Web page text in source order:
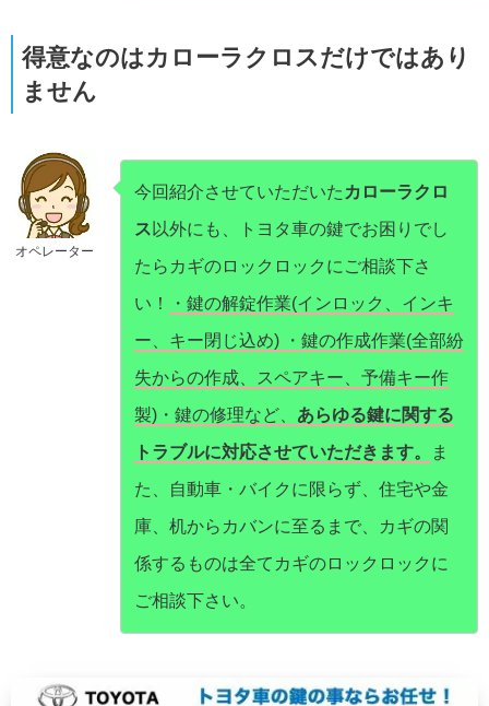
得意なのはカローラクロスだけではあり
ません
オペレーター
今回紹介させていただいた カローラクロ
ス 以外にも、トヨタ車の鍵でお困りでし
たらカギのロックロックにご相談下さ
い！
・鍵の解錠作業(インロック、インキ
ー、キー閉じ込め) ・鍵の作成作業(全部紛
失からの作成、スペアキー、予備キー作
製)・鍵の修理など、 あらゆる鍵に関する
トラブルに対応させていただきます。
ま
た、自動車・バイクに限らず、住宅や金
庫、机からカバンに至るまで、カギの関
係するものは全てカギのロックロックに
ご相談下さい。